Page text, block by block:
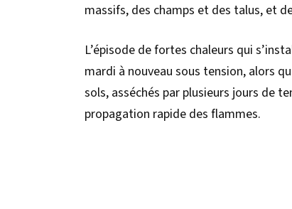
massifs, des champs et des talus, et
L’épisode de fortes chaleurs qui
mardi à nouveau sous tension, alors
sols, asséchés par plusieurs jours de
propagation rapide des flammes.